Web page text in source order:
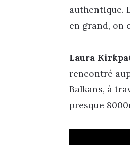
authentique.
en grand, on
Laura
rencontré
Balkans, à
presque